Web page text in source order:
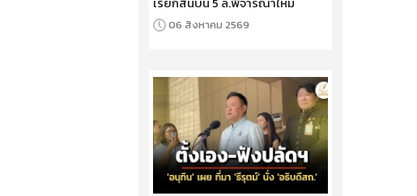
06 สิงหาคม 2569